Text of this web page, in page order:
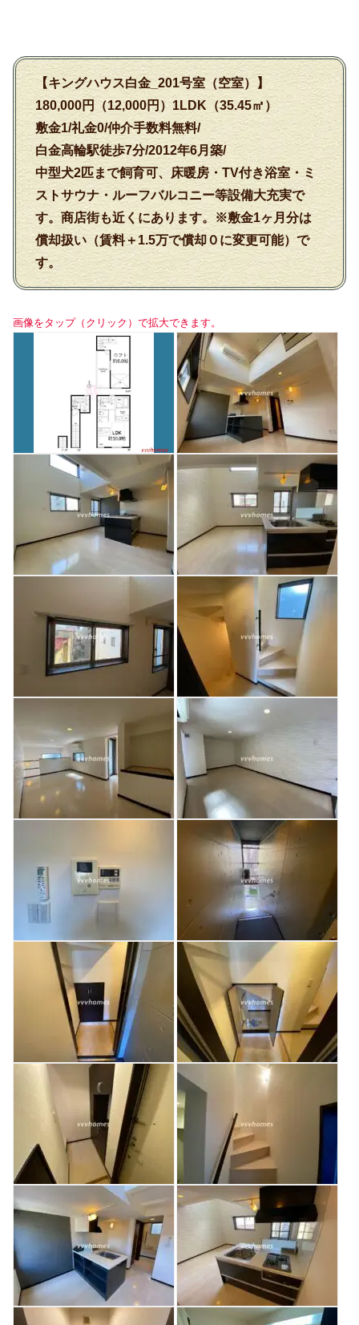
【キングハウス白金_201号室（空室）】
180,000円（12,000円）1LDK（35.45㎡）
敷金1/礼金0/仲介手数料無料/
白金高輪駅徒歩7分/2012年6月築/
中型犬2匹まで飼育可、床暖房・TV付き浴室・ミ
ストサウナ・ルーフバルコニー等設備大充実で
す。商店街も近くにあります。※敷金1ヶ月分は
償却扱い（賃料＋1.5万で償却０に変更可能）で
す。
画像をタップ（クリック）で拡大できます。